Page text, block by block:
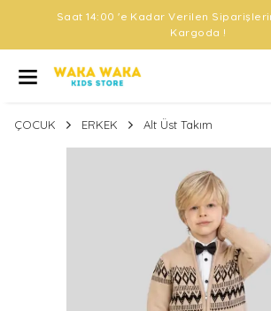
Saat 14:00 'e Kadar Verilen
Kargoda !
ÇOCUK ERKEK Alt Üst Takım